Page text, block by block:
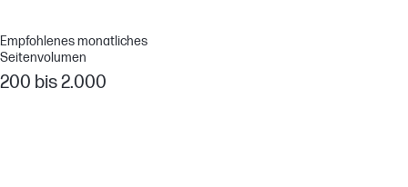
Empfohlenes monatliches
Seitenvolumen
200 bis 2.000